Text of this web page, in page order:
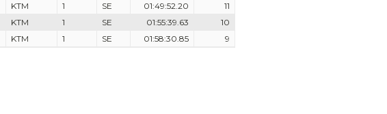
KTM 1 SE 01:49:52.20
11
KTM 1 SE 01:55:39.63
10
KTM 1 SE 01:58:30.85 9